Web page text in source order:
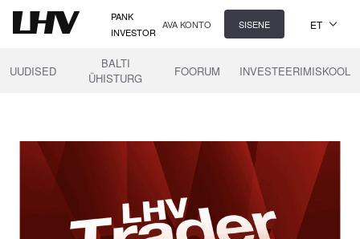
PANK
INVESTOR
AVA KONTO SISENE ET
UUDISED
BALTI
ÜHISTURG
FOORUM INVESTEERIMISKOOL